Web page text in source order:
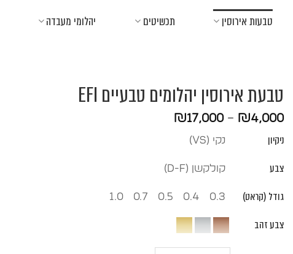
טבעות אירוסין תכשיטים יהלומי מעבדה
טבעת אירוסין יהלומים טבעיים EFI
₪4,000
–
₪17,000
עד
ניקיון נקי (vs)
צבע קולקשן (D-F)
גודל (קראט) 0.3
0.4
0.5
0.7
1.0
צבע זהב